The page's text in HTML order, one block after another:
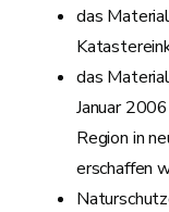
das
das
Januar
Region in
erschaffen